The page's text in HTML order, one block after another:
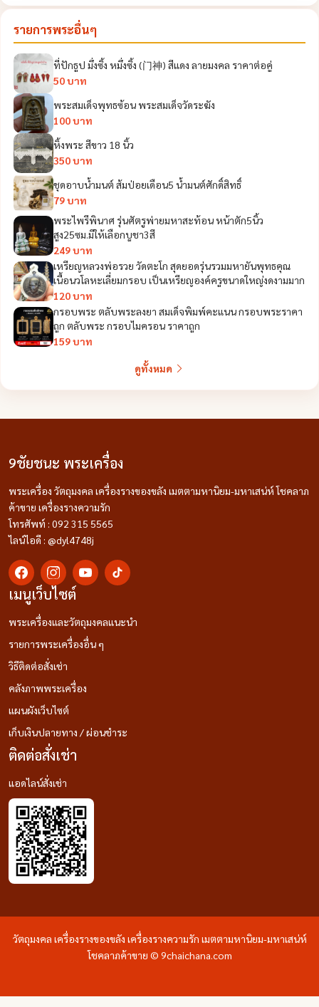
รายการพระอื่นๆ
ที่ปักธูป มึ่งซิ้ง หมึ่งซิ้ง (门神) สีแดง ลายมงคล ราคาต่อคู่
50 บาท
พระสมเด็จพุทธซ้อน พระสมเด็จวัดระฆัง
100 บาท
หิ้งพระ สีขาว 18 นิ้ว
350 บาท
ชุดอาบน้ำมนต์ ส้มป่อยเดือน5 น้ำมนต์ศักดิ์สิทธิ์
79 บาท
พระไพรีพินาศ รุ่นศัตรูพ่ายมหาสะท้อน หน้าตัก5นิ้ว
สูง25ซม.มีให้เลือกบูชา3สี
249 บาท
เหรียญหลวงพ่อรวย วัดตะโก สุดยอดรุ่นรวมมหายันพุทธคุณ
เนื้อนวโลหะเลี่ยมกรอบ เป็นเหรียญองค์ครูขนาดใหญ่งดงามมาก
120 บาท
กรอบพระ ตลับพระลงยา สมเด็จพิมพ์คะแนน กรอบพระราคา
ถูก ตลับพระ กรอบไมครอน ราคาถูก
159 บาท
ดูทั้งหมด
9ชัยชนะ พระเครื่อง
พระเครื่อง วัตถุมงคล เครื่องรางของขลัง เมตตามหานิยม-มหาเสน่ห์ โชคลาภ
ค้าขาย เครื่องรางความรัก
โทรศัพท์ : 092 315 5565
ไลน์ไอดี : @dyl4748j
เมนูเว็บไซต์
พระเครื่องและวัตถุมงคลแนะนำ
รายการพระเครื่องอื่น ๆ
วิธีติดต่อสั่งเช่า
คลังภาพพระเครื่อง
แผนผังเว็บไซต์
เก็บเงินปลายทาง / ผ่อนชำระ
ติดต่อสั่งเช่า
แอดไลน์สั่งเช่า
วัตถุมงคล เครื่องรางของขลัง เครื่องรางความรัก เมตตามหานิยม-มหาเสน่ห์
โชคลาภค้าขาย © 9chaichana.com